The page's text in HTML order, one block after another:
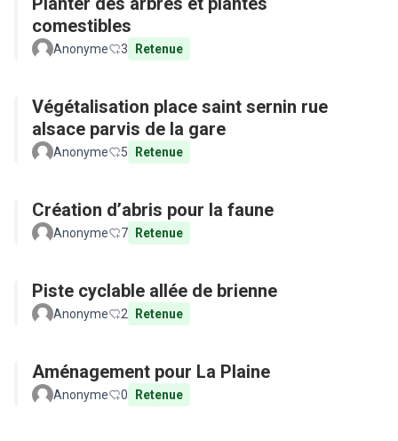
comestibles
Anonyme 3 Retenue
Végétalisation place saint sernin rue
alsace parvis de la gare
Anonyme 5 Retenue
Création d’abris pour la faune
Anonyme 7 Retenue
Piste cyclable allée de brienne
Anonyme 2 Retenue
Aménagement pour La Plaine
Anonyme 0 Retenue